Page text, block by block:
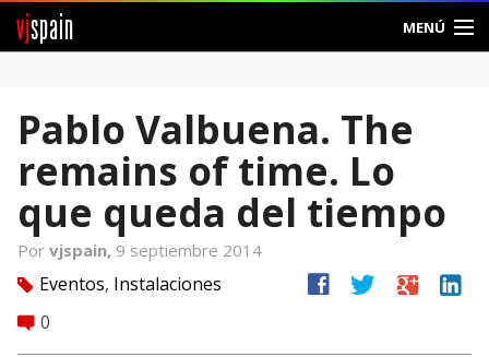
vjspain MENÚ
Foros
Noticias
Vjspain
Ayuda
Pablo Valbuena. The
remains of time. Lo
que queda del tiempo
Por vjspain, 9 septiembre 2014
tag Eventos, Instalaciones
comment 0
facebook twitter google linkedin